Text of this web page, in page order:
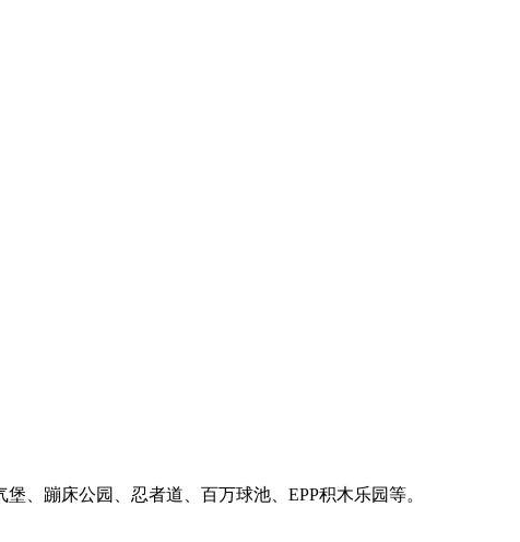
、蹦床公园、忍者道、百万球池、EPP积木乐园等。